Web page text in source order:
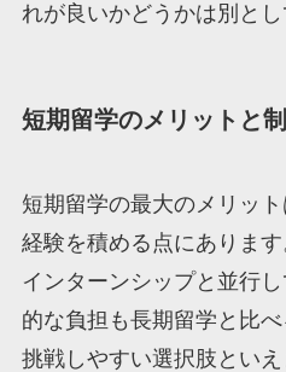
れが良いかどうかは別とし
短期留学のメリットと
短期留学の最大のメリッ
経験を積める点にあります
インターンシップと並行
的な負担も長期留学と比べ
挑戦しやすい選択肢とい